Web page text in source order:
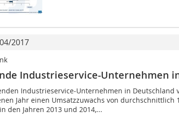
2017
Industrieservice-Unternehmen
Industrieservice-Unternehmen in Deutschland
Jahr einen Umsatzzuwachs von durchschnittlich
den Jahren 2013 und 2014,...